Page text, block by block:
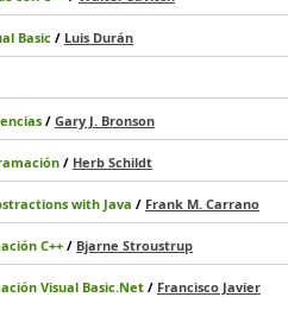
Basic / Luis Durán
/ Gary J. Bronson
/ Herb Schildt
with Java / Frank M. Carrano
C++ / Bjarne Stroustrup
Visual Basic.Net / Francisco Javier